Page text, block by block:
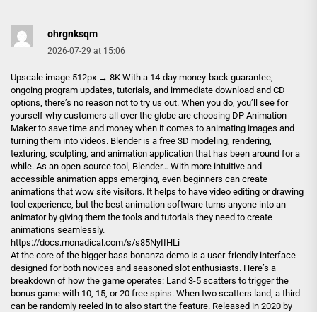
ohrgnksqm
2026-07-29 at 15:06
Upscale image 512px → 8K With a 14-day money-back guarantee,
ongoing program updates, tutorials, and immediate download and CD
options, there’s no reason not to try us out. When you do, you’ll see for
yourself why customers all over the globe are choosing DP Animation
Maker to save time and money when it comes to animating images and
turning them into videos. Blender is a free 3D modeling, rendering,
texturing, sculpting, and animation application that has been around for a
while. As an open-source tool, Blender… With more intuitive and
accessible animation apps emerging, even beginners can create
animations that wow site visitors. It helps to have video editing or drawing
tool experience, but the best animation software turns anyone into an
animator by giving them the tools and tutorials they need to create
animations seamlessly.
https://docs.monadical.com/s/s85NyIIHLi
At the core of the bigger bass bonanza demo is a user-friendly interface
designed for both novices and seasoned slot enthusiasts. Here’s a
breakdown of how the game operates: Land 3-5 scatters to trigger the
bonus game with 10, 15, or 20 free spins. When two scatters land, a third
can be randomly reeled in to also start the feature. Released in 2020 by